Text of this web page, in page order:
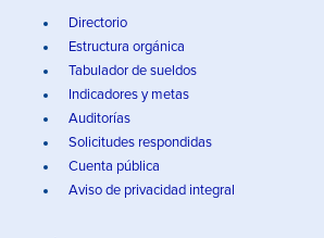
Directorio
Estructura orgánica
Tabulador de sueldos
Indicadores y metas
Auditorías
Solicitudes respondidas
Cuenta pública
Aviso de privacidad integral